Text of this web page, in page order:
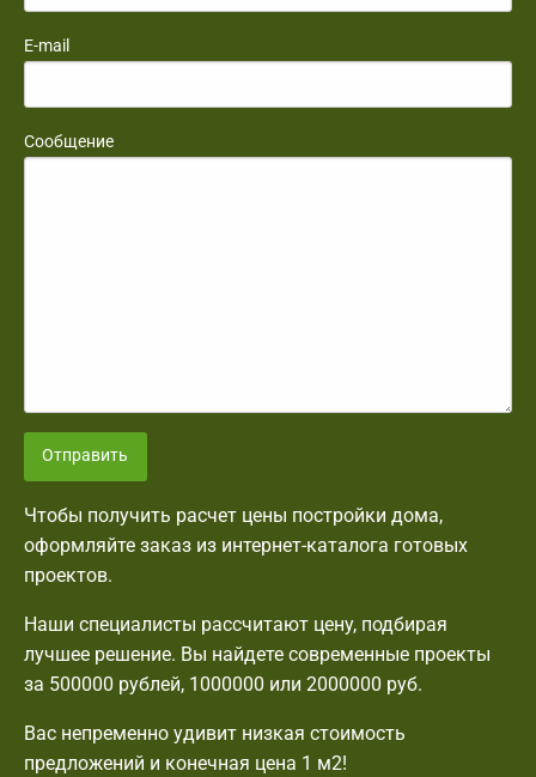
E-mail
Сообщение
Отправить
Чтобы получить расчет цены постройки дома,
оформляйте заказ из интернет-каталога готовых
проектов.
Наши специалисты рассчитают цену, подбирая
лучшее решение. Вы найдете современные проекты
за 500000 рублей, 1000000 или 2000000 руб.
Вас непременно удивит низкая стоимость
предложений и конечная цена 1 м2!